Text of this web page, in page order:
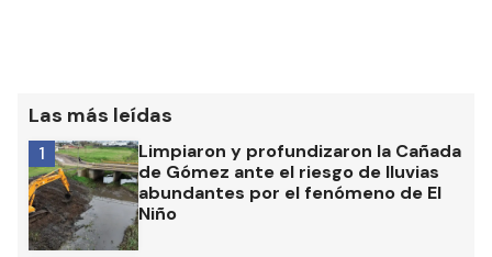
Las más leídas
Limpiaron y profundizaron la Cañada
de Gómez ante el riesgo de lluvias
abundantes por el fenómeno de El
Niño
1